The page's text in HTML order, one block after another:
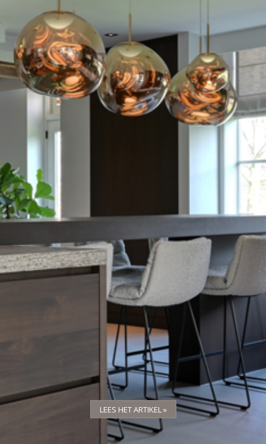
LEES HET ARTIKEL »
LEES HET ARTIKEL »
LEES HET ARTIKEL »